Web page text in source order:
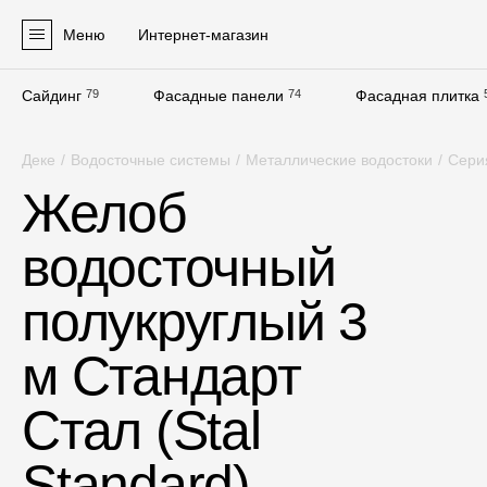
Меню Интернет-магазин
Сайдинг 79 Фасадные панели 74 Фасадная плитка
Сайдинг
Софиты
Фасадные панели
Фасадная плитка
Комплектующие для фасадов
Пленки и мембраны
Деке / Водосточные системы / Металлические водостоки /
Желоб
водосточный
полукруглый 3
м Стандарт
Стал (Stal